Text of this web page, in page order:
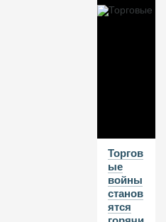
Торгов
ые
войны
станов
ятся